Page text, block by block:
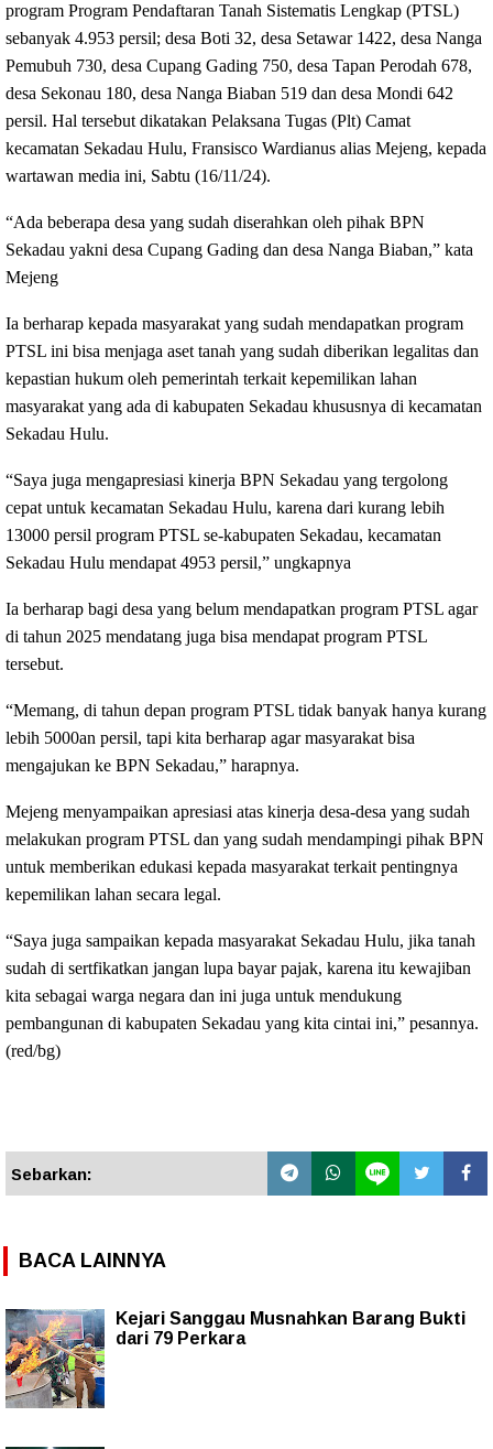
program Program Pendaftaran Tanah Sistematis Lengkap (PTSL)
sebanyak 4.953 persil; desa Boti 32, desa Setawar 1422, desa Nanga
Pemubuh 730, desa Cupang Gading 750, desa Tapan Perodah 678,
desa Sekonau 180, desa Nanga Biaban 519 dan desa Mondi 642
persil. Hal tersebut dikatakan Pelaksana Tugas (Plt) Camat
kecamatan Sekadau Hulu, Fransisco Wardianus alias Mejeng, kepada
wartawan media ini, Sabtu (16/11/24).
“Ada beberapa desa yang sudah diserahkan oleh pihak BPN
Sekadau yakni desa Cupang Gading dan desa Nanga Biaban,” kata
Mejeng
Ia berharap kepada masyarakat yang sudah mendapatkan program
PTSL ini bisa menjaga aset tanah yang sudah diberikan legalitas dan
kepastian hukum oleh pemerintah terkait kepemilikan lahan
masyarakat yang ada di kabupaten Sekadau khususnya di kecamatan
Sekadau Hulu.
“Saya juga mengapresiasi kinerja BPN Sekadau yang tergolong
cepat untuk kecamatan Sekadau Hulu, karena dari kurang lebih
13000 persil program PTSL se-kabupaten Sekadau, kecamatan
Sekadau Hulu mendapat 4953 persil,” ungkapnya
Ia berharap bagi desa yang belum mendapatkan program PTSL agar
di tahun 2025 mendatang juga bisa mendapat program PTSL
tersebut.
“Memang, di tahun depan program PTSL tidak banyak hanya kurang
lebih 5000an persil, tapi kita berharap agar masyarakat bisa
mengajukan ke BPN Sekadau,” harapnya.
Mejeng menyampaikan apresiasi atas kinerja desa-desa yang sudah
melakukan program PTSL dan yang sudah mendampingi pihak BPN
untuk memberikan edukasi kepada masyarakat terkait pentingnya
kepemilikan lahan secara legal.
“Saya juga sampaikan kepada masyarakat Sekadau Hulu, jika tanah
sudah di sertfikatkan jangan lupa bayar pajak, karena itu kewajiban
kita sebagai warga negara dan ini juga untuk mendukung
pembangunan di kabupaten Sekadau yang kita cintai ini,” pesannya.
(red/bg)
Sebarkan:
BACA LAINNYA
Kejari Sanggau Musnahkan Barang Bukti
dari 79 Perkara